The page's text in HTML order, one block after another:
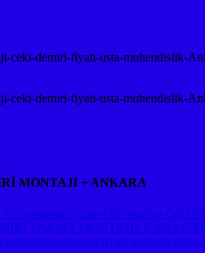
ceki-demiri-fiyati-usta-muhendislik-
ceki-demiri-fiyati-usta-muhendislik-
MONTAJI + ANKARA
transporter ,caravella araçlara Çeki
TAKMA MONTAJIVE ARAÇ
demiri-montajlari-fiyati-maliyeti-